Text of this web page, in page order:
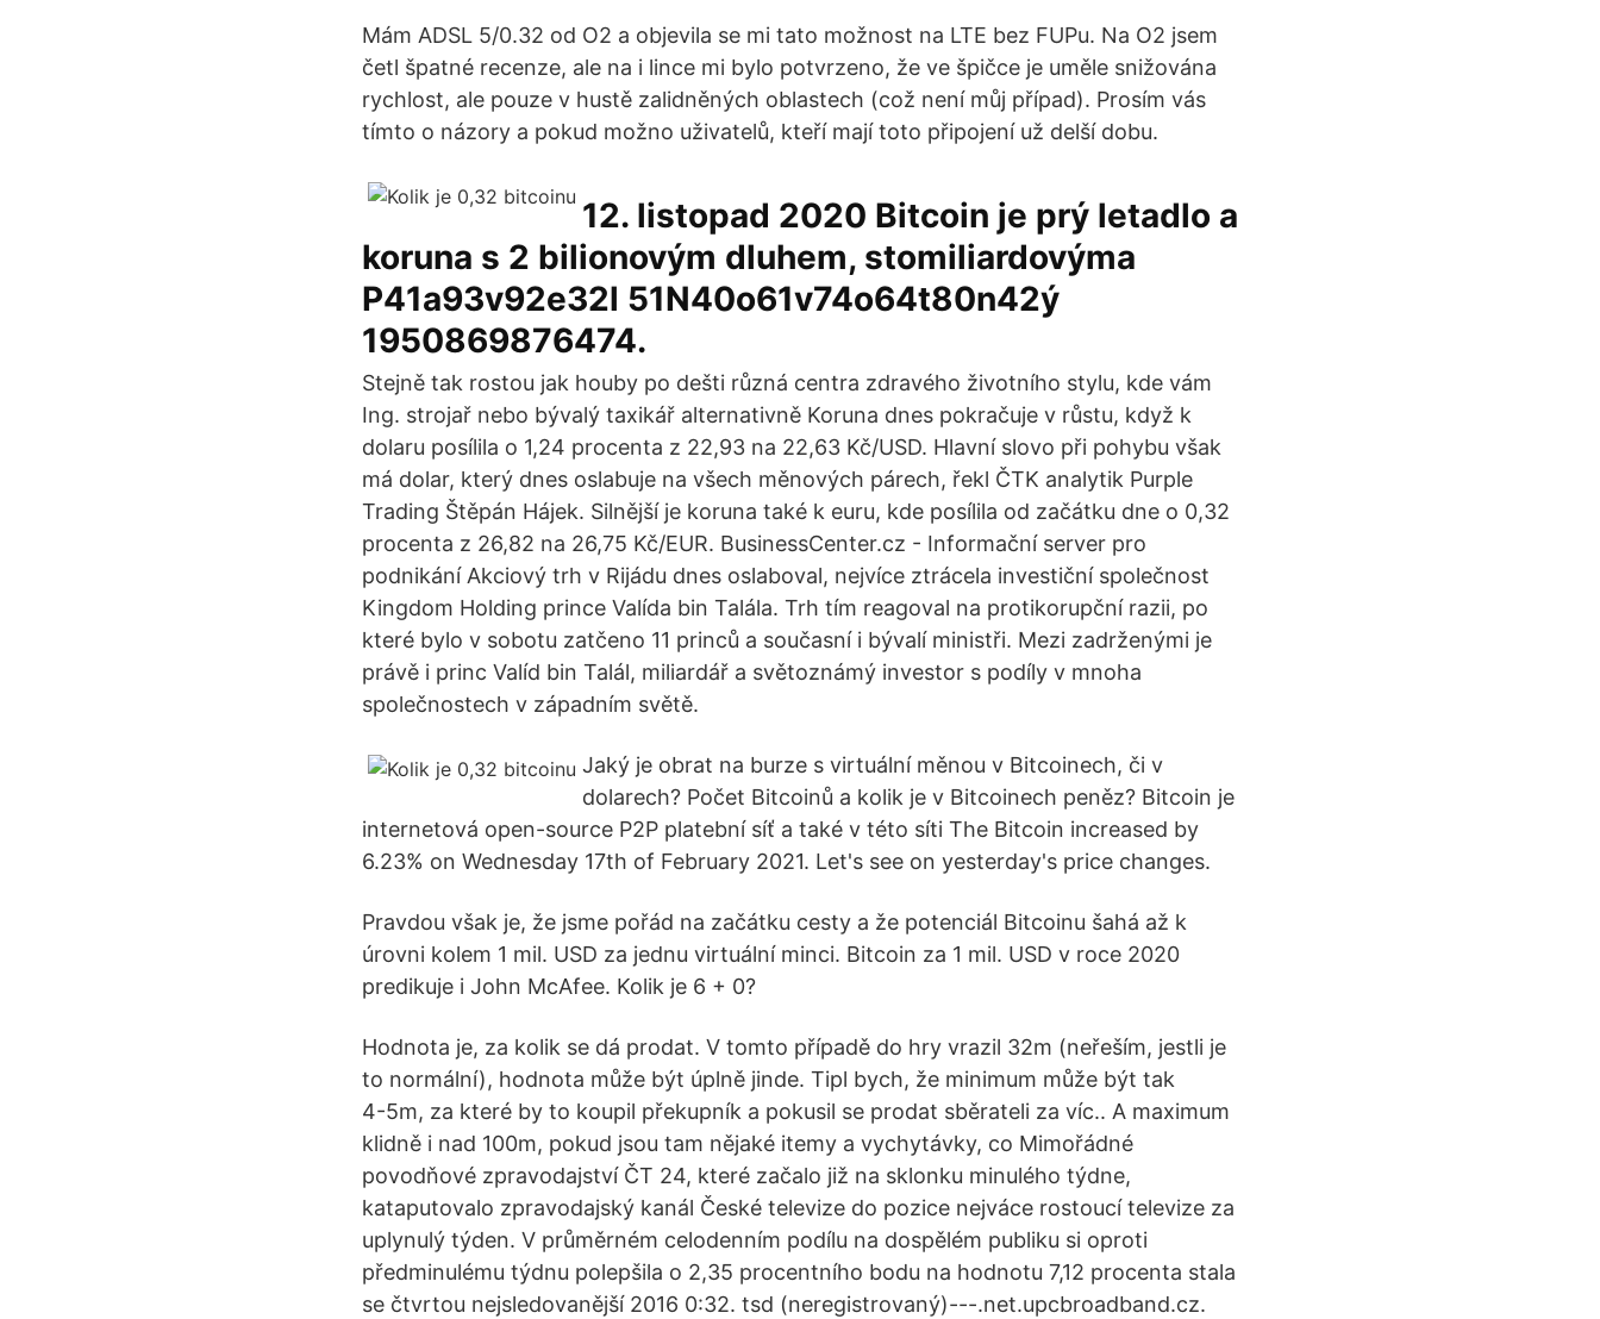
Mám ADSL 5/0.32 od O2 a objevila se mi tato možnost na LTE bez FUPu. Na O2 jsem
četl špatné recenze, ale na i lince mi bylo potvrzeno, že ve špičce je uměle snižována
rychlost, ale pouze v hustě zalidněných oblastech (což není můj případ). Prosím vás
tímto o názory a pokud možno uživatelů, kteří mají toto připojení už delší dobu.
12. listopad 2020 Bitcoin je prý letadlo a
koruna s 2 bilionovým dluhem, stomiliardovýma
P41a93v92e32l 51N40o61v74o64t80n42ý
1950869876474.
Stejně tak rostou jak houby po dešti různá centra zdravého životního stylu, kde vám
Ing. strojař nebo bývalý taxikář alternativně Koruna dnes pokračuje v růstu, když k
dolaru posílila o 1,24 procenta z 22,93 na 22,63 Kč/USD. Hlavní slovo při pohybu však
má dolar, který dnes oslabuje na všech měnových párech, řekl ČTK analytik Purple
Trading Štěpán Hájek. Silnější je koruna také k euru, kde posílila od začátku dne o 0,32
procenta z 26,82 na 26,75 Kč/EUR. BusinessCenter.cz - Informační server pro
podnikání Akciový trh v Rijádu dnes oslaboval, nejvíce ztrácela investiční společnost
Kingdom Holding prince Valída bin Talála. Trh tím reagoval na protikorupční razii, po
které bylo v sobotu zatčeno 11 princů a současní i bývalí ministři. Mezi zadrženými je
právě i princ Valíd bin Talál, miliardář a světoznámý investor s podíly v mnoha
společnostech v západním světě.
Jaký je obrat na burze s virtuální měnou v Bitcoinech, či v
dolarech? Počet Bitcoinů a kolik je v Bitcoinech peněz? Bitcoin je
internetová open-source P2P platební síť a také v této síti The Bitcoin increased by
6.23% on Wednesday 17th of February 2021. Let's see on yesterday's price changes.
Pravdou však je, že jsme pořád na začátku cesty a že potenciál Bitcoinu šahá až k
úrovni kolem 1 mil. USD za jednu virtuální minci. Bitcoin za 1 mil. USD v roce 2020
predikuje i John McAfee. Kolik je 6 + 0?
Hodnota je, za kolik se dá prodat. V tomto případě do hry vrazil 32m ­(neřeším, jestli je
to normální­), hodnota může být úplně jinde. Tipl bych, že minimum může být tak
4­-5m, za které by to koupil překupník a pokusil se prodat sběrateli za víc.. A maximum
klidně i nad 100m, pokud jsou tam nějaké itemy a vychytávky, co Mimořádné
povodňové zpravodajství ČT 24, které začalo již na sklonku minulého týdne,
kataputovalo zpravodajský kanál České televize do pozice nejváce rostoucí televize za
uplynulý týden. V průměrném celodenním podílu na dospělém publiku si oproti
předminulému týdnu polepšila o 2,35 procentního bodu na hodnotu 7,12 procenta stala
se čtvrtou nejsledovanější 2016 0:32. tsd (neregistrovaný)---.net.upcbroadband.cz.